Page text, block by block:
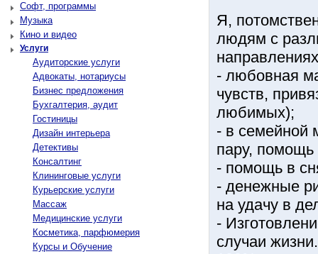
Софт, программы
Музыка
Кино и видео
Услуги
Аудиторские услуги
Адвокаты, нотариусы
Бизнес предложения
Бухгалтерия, аудит
Гостиницы
Дизайн интерьера
Детективы
Консалтинг
Клининговые услуги
Курьерские услуги
Массаж
Медицинские услуги
Косметика, парфюмерия
Курсы и Обучение
Я,
людям с
- любовная
чувств,
любимых);
- в семейной
пару,
- помощь в
- денежные
на удачу в
-
случаи жизни.